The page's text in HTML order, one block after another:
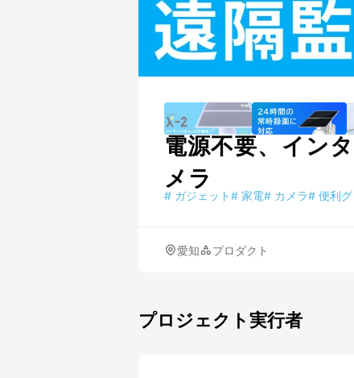
電源不要、イン
メラ
# ガジェット# 家電# カメラ# 便利
愛知 プロダクト
プロジェクト実行者